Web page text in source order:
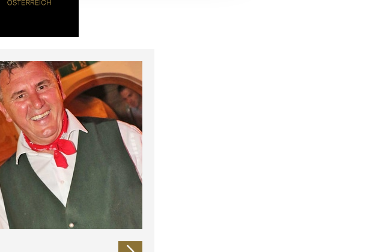
haben oder die sie im Rahmen Ihrer Nutzung